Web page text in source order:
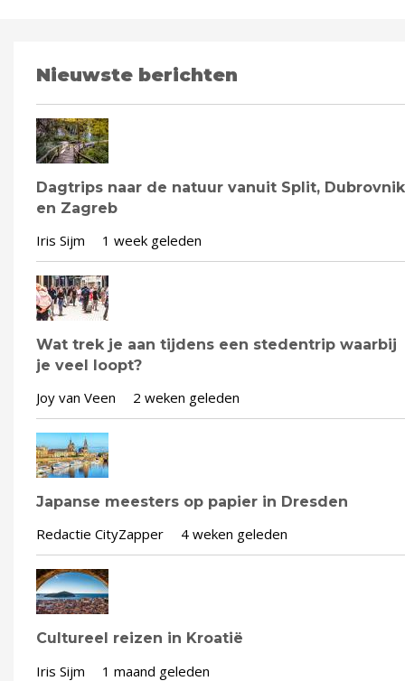
Nieuwste berichten
Dagtrips naar de natuur vanuit Split, Dubrovnik
en Zagreb
Iris Sijm 1 week geleden
Wat trek je aan tijdens een stedentrip waarbij
je veel loopt?
Joy van Veen 2 weken geleden
Japanse meesters op papier in Dresden
Redactie CityZapper 4 weken geleden
Cultureel reizen in Kroatië
Iris Sijm 1 maand geleden